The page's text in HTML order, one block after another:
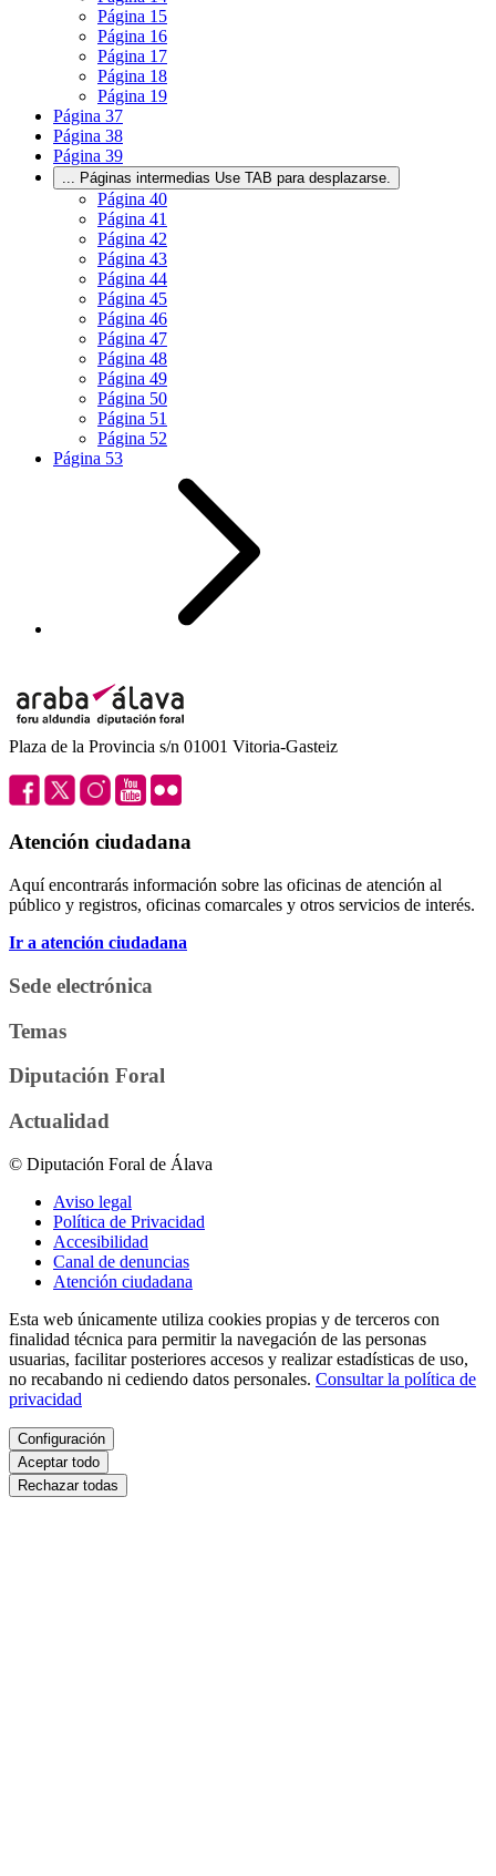
Página 15
Página 16
Página 17
Página 18
Página 19
Página 37
Página 38
Página 39
Páginas intermedias Use TAB para desplazarse.
Página 40
Página 41
Página 42
Página 43
Página 44
Página 45
Página 46
Página 47
Página 48
Página 49
Página 50
Página 51
Página 52
Página 53
Plaza de la Provincia s/n 01001 Vitoria-Gasteiz
Atención ciudadana
Aquí encontrarás información sobre las oficinas de atención al
público y registros, oficinas comarcales y otros servicios de interés.
Ir a atención ciudadana
Sede electrónica
Temas
Diputación Foral
Actualidad
© Diputación Foral de Álava
Aviso legal
Política de Privacidad
Accesibilidad
Canal de denuncias
Atención ciudadana
Esta web únicamente utiliza cookies propias y de terceros con
finalidad técnica para permitir la navegación de las personas
usuarias, facilitar posteriores accesos y realizar estadísticas de uso,
no recabando ni cediendo datos personales. Consultar la política de
privacidad
Configuración
Aceptar todo
Rechazar todas